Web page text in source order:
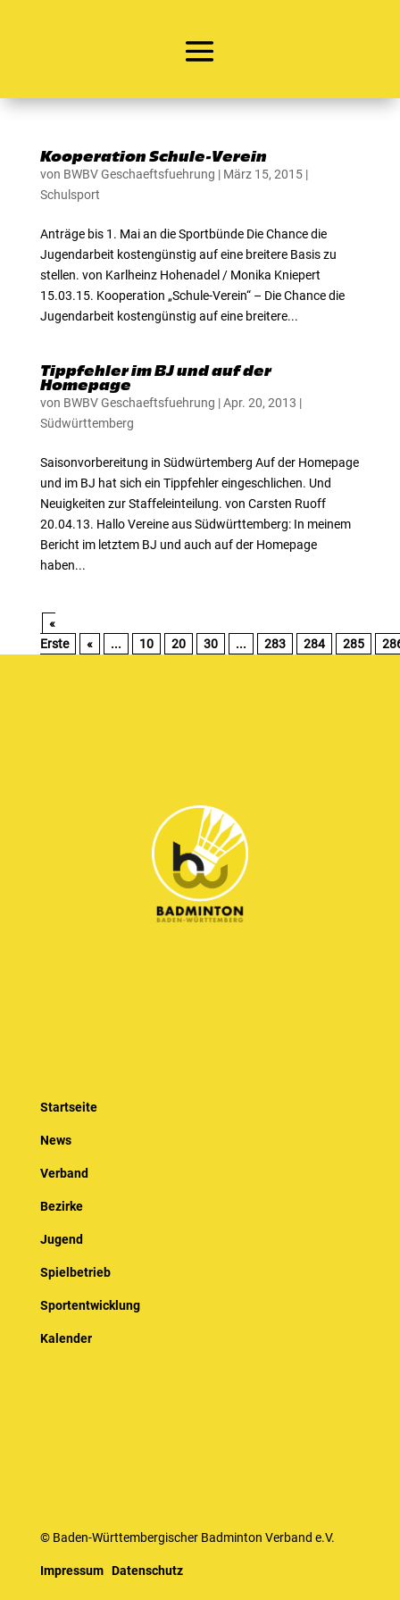
Kooperation Schule-Verein
von BWBV Geschaeftsfuehrung | März 15, 2015|
Schulsport
Anträge bis 1. Mai an die Sportbünde Die Chance die
Jugendarbeit kostengünstig auf eine breitere Basis zu
stellen. von Karlheinz Hohenadel / Monika Kniepert
15.03.15. Kooperation „Schule-Verein“ – Die Chance die
Jugendarbeit kostengünstig auf eine breitere...
Tippfehler im BJ und auf der
Homepage
von BWBV Geschaeftsfuehrung |Apr. 20, 2013 |
Südwürttemberg
Saisonvorbereitung in Südwürtemberg Auf der Homepage
und im BJ hat sich ein Tippfehler eingeschlichen. Und
Neuigkeiten zur Staffeleinteilung. von Carsten Ruoff
20.04.13. Hallo Vereine aus Südwürttemberg: In meinem
Bericht im letztem BJ und auch auf der Homepage
haben...
«
Erste
« ... 10 20 30 ... 283 284 285
Startseite
News
Verband
Bezirke
Jugend
Spielbetrieb
Sportentwicklung
Kalender
© Baden-Württembergischer Badminton Verband e.V.
Impressum Datenschutz